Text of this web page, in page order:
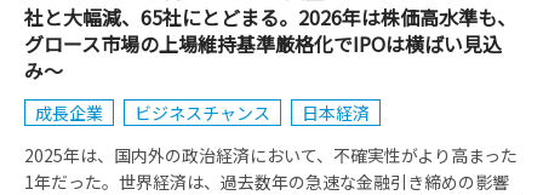
社と大幅減、65社にとどまる。2026年は株価高水準も、
グロース市場の上場維持基準厳格化でIPOは横ばい見込
み～
成長企業 ビジネスチャンス
日本経済
2025年は、国内外の政治経済において、不確実性がより高まった
1年だった。世界経済は、過去数年の急速な金融引き締めの影響